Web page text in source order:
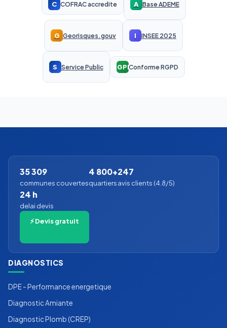
C COFRAC accredite A Base ADEME
G Georisques.gouv I INSEE 2025
S Service Public RGPDConforme RGPD
35 309
communes couvertes
4 800+
quartiers
247
avis clients (4.8/5)
24 h
delai devis
⚡ Devis gratuit
DIAGNOSTICS
DPE - Performance energetique
Diagnostic Amiante
Diagnostic Plomb (CREP)